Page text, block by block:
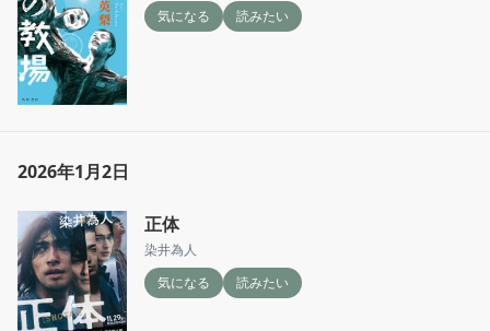
気になる
読みたい
2026年1月2日
正体
染井為人
気になる
読みたい